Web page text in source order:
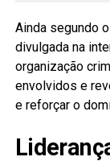
Ainda segundo
divulgada na
organização
envolvidos e
e reforçar o